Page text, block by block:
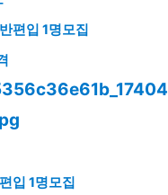
편입 1명모집
입 1명모집